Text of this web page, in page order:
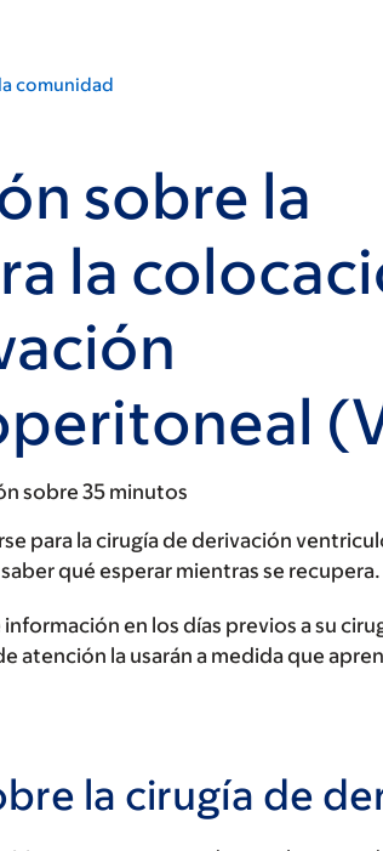
comunidad
sobre la
la
sobre 35 minutos
para la cirugía de derivación
qué esperar mientras se recupera.
en los días previos a su
atención la usarán a medida que
la cirugía de